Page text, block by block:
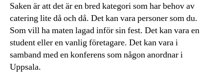
Saken är att det är en bred kategori som har behov av
catering lite då och då. Det kan vara personer som du.
Som vill ha maten lagad inför sin fest. Det kan vara en
student eller en vanlig företagare. Det kan vara i
samband med en konferens som någon anordnar i
Uppsala.